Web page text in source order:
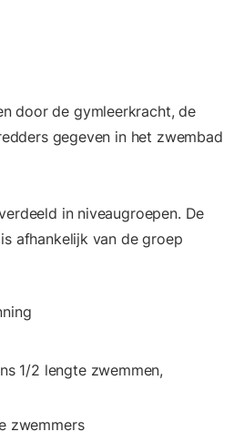
door de gymleerkracht, de
gegeven in het zwembad
in niveaugroepen. De
afhankelijk van de groep
1/2 lengte zwemmen,
zwemmers